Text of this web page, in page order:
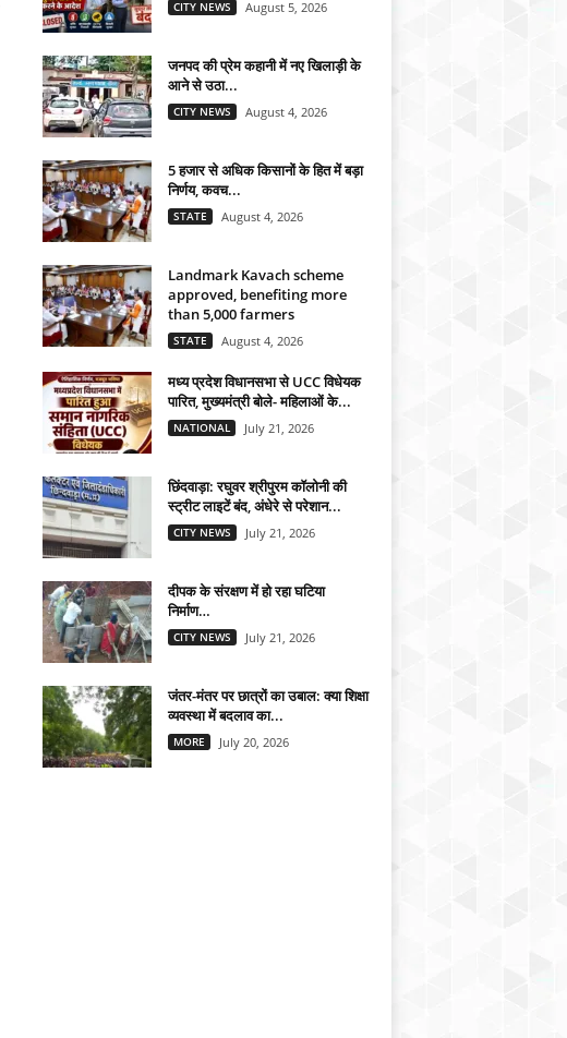
CITY NEWS August 5, 2026
जनपद की प्रेम कहानी में नए खिलाड़ी के
आने से उठा...
CITY NEWS August 4, 2026
5 हजार से अधिक किसानों के हित में बड़ा
निर्णय, कवच...
STATE August 4, 2026
Landmark Kavach scheme
approved, benefiting more
than 5,000 farmers
STATE August 4, 2026
मध्य प्रदेश विधानसभा से UCC विधेयक
पारित, मुख्यमंत्री बोले- महिलाओं के...
NATIONAL July 21, 2026
छिंदवाड़ा: रघुवर श्रीपुरम कॉलोनी की
स्ट्रीट लाइटें बंद, अंधेरे से परेशान...
CITY NEWS July 21, 2026
दीपक के संरक्षण में हो रहा घटिया
निर्माण…
CITY NEWS July 21, 2026
जंतर-मंतर पर छात्रों का उबाल: क्या शिक्षा
व्यवस्था में बदलाव का...
MORE July 20, 2026